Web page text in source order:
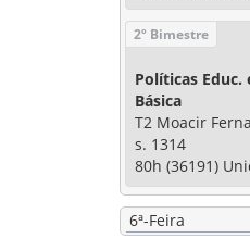
2º Bimestre
Políticas Educ.
Básica
T2 Moacir
s. 1314
80h (36191)
6ª-Feira